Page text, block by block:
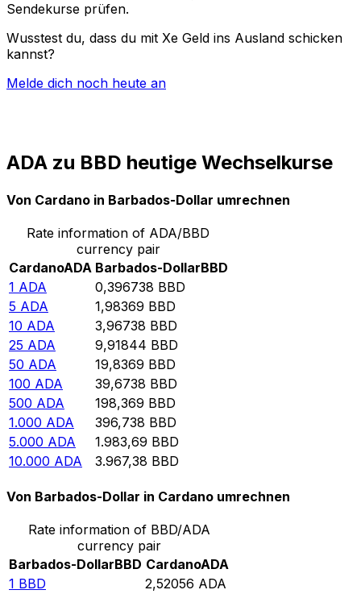
Sendekurse prüfen.
Wusstest du, dass du mit Xe Geld ins Ausland schicken
kannst?
Melde dich noch heute an
ADA zu BBD heutige Wechselkurse
Von Cardano in Barbados-Dollar umrechnen
Rate information of ADA/BBD
currency pair
CardanoADA Barbados-DollarBBD
1 ADA 0,396738 BBD
5 ADA 1,98369 BBD
10 ADA 3,96738 BBD
25 ADA 9,91844 BBD
50 ADA 19,8369 BBD
100 ADA 39,6738 BBD
500 ADA 198,369 BBD
1.000 ADA 396,738 BBD
5.000 ADA 1.983,69 BBD
10.000 ADA 3.967,38 BBD
Von Barbados-Dollar in Cardano umrechnen
Rate information of BBD/ADA
currency pair
Barbados-DollarBBD CardanoADA
1 BBD 2,52056 ADA